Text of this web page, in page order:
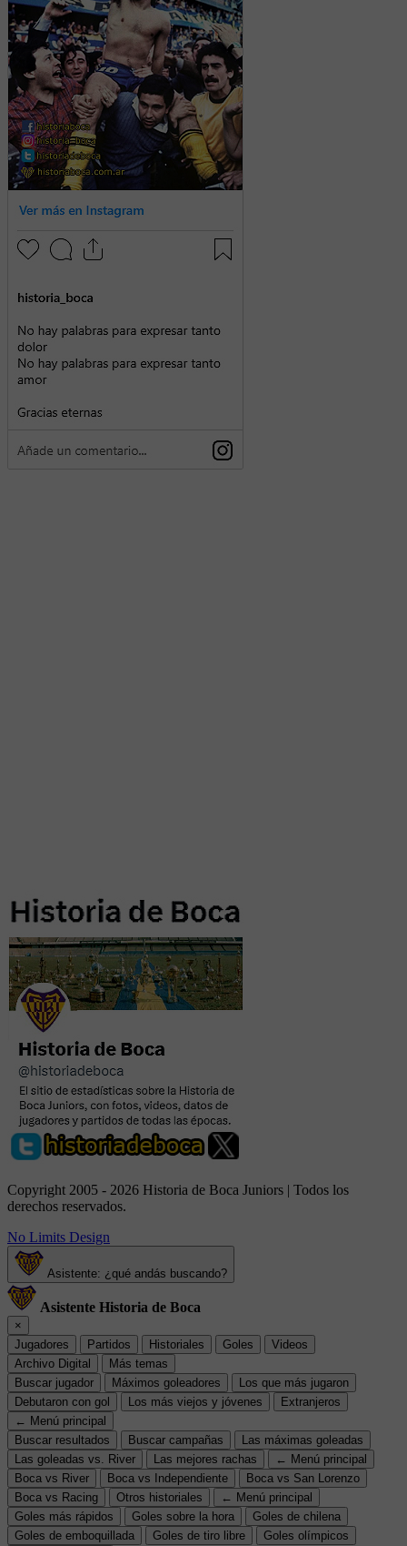
Copyright 2005 - 2026 Historia de Boca Juniors | Todos los
derechos reservados.
No Limits Design
Asistente: ¿qué andás buscando?
Asistente Historia de Boca
×
Jugadores
Partidos Historiales Goles
Videos
Archivo Digital
Más temas
Buscar jugador
Máximos goleadores
Los que más jugaron
Debutaron con gol
Los más viejos y jóvenes
Extranjeros
← Menú principal
Buscar resultados
Buscar campañas
Las máximas goleadas
Las goleadas vs. River
Las mejores rachas
← Menú principal
Boca vs River
Boca vs Independiente
Boca vs San Lorenzo
Boca vs Racing
Otros historiales
← Menú principal
Goles más rápidos
Goles sobre la hora
Goles de chilena
Goles de emboquillada
Goles de tiro libre
Goles olímpicos